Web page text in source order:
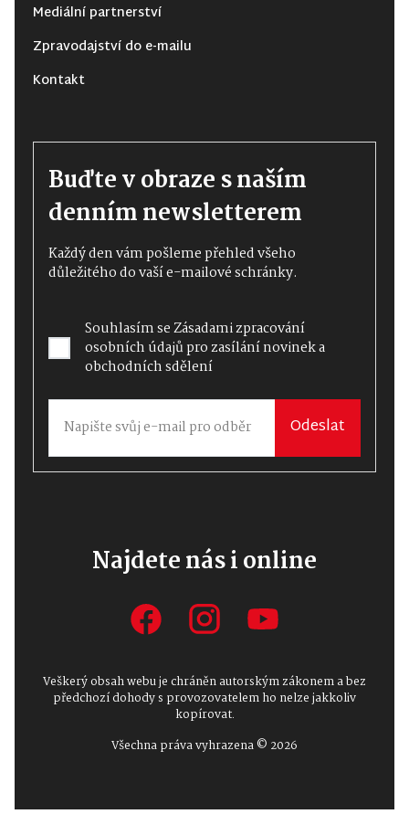
Mediální partnerství
Zpravodajství do e-mailu
Kontakt
Buďte v obraze s naším
denním newsletterem
Každý den vám pošleme přehled všeho
důležitého do vaší e-mailové schránky.
Souhlasím seZásadami zpracování
osobních údajůpro zasílání novinek a
obchodních sdělení
Odeslat
Najdete nás i online
Veškerý obsah webu je chráněn autorským zákonem a bez
předchozí dohody s provozovatelem ho nelze jakkoliv
kopírovat.
Všechna práva vyhrazena © 2026